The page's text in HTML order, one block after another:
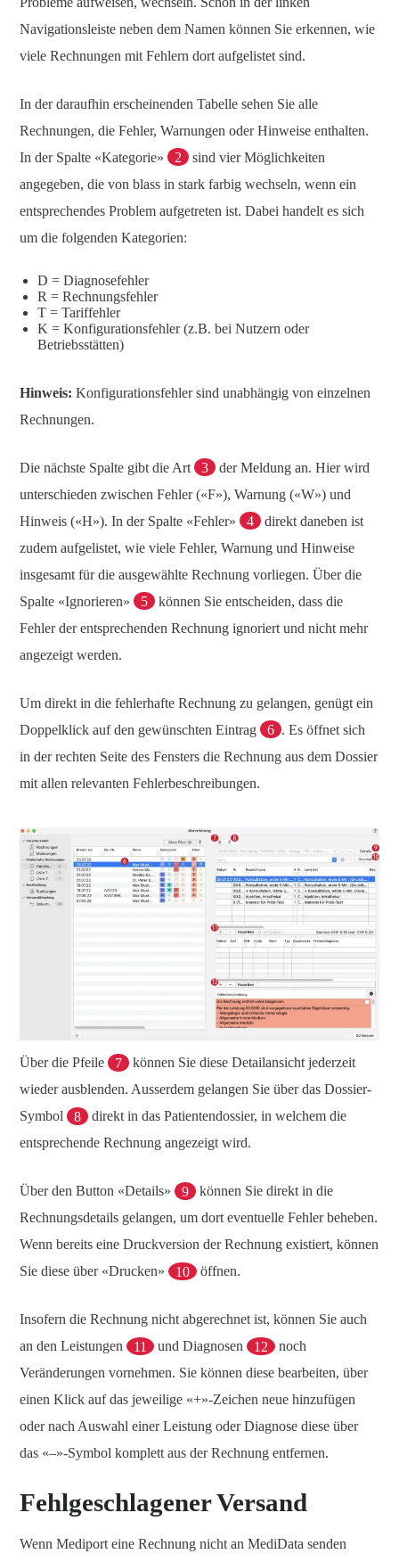
Navigationsleiste neben dem Namen können Sie erkennen, wie
viele Rechnungen mit Fehlern dort aufgelistet sind.
In der daraufhin erscheinenden Tabelle sehen Sie alle
Rechnungen, die Fehler, Warnungen oder Hinweise enthalten.
In der Spalte «Kategorie»
2
sind vier Möglichkeiten
angegeben, die von blass in stark farbig wechseln, wenn ein
entsprechendes Problem aufgetreten ist. Dabei handelt es sich
um die folgenden Kategorien:
D = Diagnosefehler
R = Rechnungsfehler
T = Tariffehler
K = Konfigurationsfehler (z.B. bei Nutzern oder
Betriebsstätten)
Hinweis: Konfigurationsfehler sind unabhängig von einzelnen
Rechnungen.
Die nächste Spalte gibt die Art 3
der Meldung an. Hier wird
unterschieden zwischen Fehler («F»), Warnung («W») und
Hinweis («H»). In der Spalte «Fehler»
4
direkt daneben ist
zudem aufgelistet, wie viele Fehler, Warnung und Hinweise
insgesamt für die ausgewählte Rechnung vorliegen. Über die
Spalte «Ignorieren»
5
können Sie entscheiden, dass die
Fehler der entsprechenden Rechnung ignoriert und nicht mehr
angezeigt werden.
Um direkt in die fehlerhafte Rechnung zu gelangen, genügt ein
Doppelklick auf den gewünschten Eintrag
6 . Es öffnet sich
in der rechten Seite des Fensters die Rechnung aus dem Dossier
mit allen relevanten Fehlerbeschreibungen.
Über die Pfeile 7
können Sie diese Detailansicht jederzeit
wieder ausblenden. Ausserdem gelangen Sie über das Dossier-
Symbol
8
direkt in das Patientendossier, in welchem die
entsprechende Rechnung angezeigt wird.
Über den Button «Details» 9
können Sie direkt in die
Rechnungsdetails gelangen, um dort eventuelle Fehler beheben.
Wenn bereits eine Druckversion der Rechnung existiert, können
Sie diese über «Drucken»
10 öffnen.
Insofern die Rechnung nicht abgerechnet ist, können Sie auch
an den Leistungen
11 und Diagnosen 12
noch
Veränderungen vornehmen. Sie können diese bearbeiten, über
einen Klick auf das jeweilige «+»-Zeichen neue hinzufügen
oder nach Auswahl einer Leistung oder Diagnose diese über
das «–»-Symbol komplett aus der Rechnung entfernen.
Fehlgeschlagener Versand
Wenn Mediport eine Rechnung nicht an MediData senden